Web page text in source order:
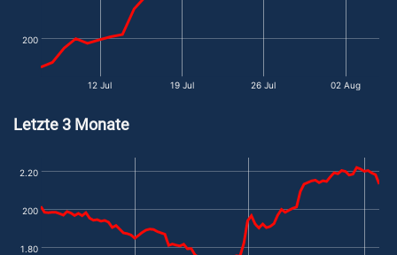
200
12 Jul 19 Jul 26 Jul 02 Aug
Letzte 3 Monate
1.80
200
2.20